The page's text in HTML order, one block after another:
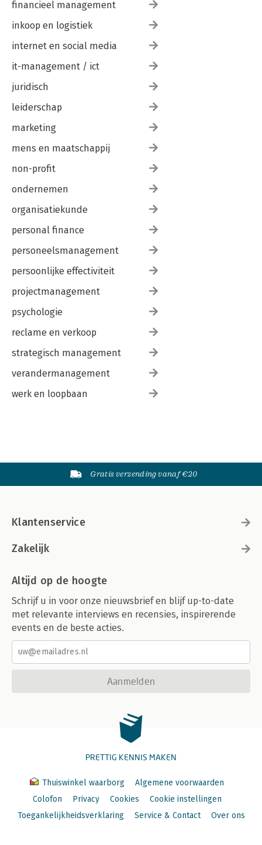
financieel management
inkoop en logistiek
internet en social media
it-management / ict
juridisch
leiderschap
marketing
mens en maatschappij
non-profit
ondernemen
organisatiekunde
personal finance
personeelsmanagement
persoonlijke effectiviteit
projectmanagement
psychologie
reclame en verkoop
strategisch management
verandermanagement
werk en loopbaan
Gratis verzending vanaf €20
Klantenservice
Zakelijk
Altijd op de hoogte
Schrijf u in voor onze nieuwsbrief en blijf up-to-date
met relevante interviews en recensies, inspirerende
events en de beste acties.
Aanmelden
PRETTIG KENNIS MAKEN
Thuiswinkel waarborg
Algemene voorwaarden
Colofon
Privacy Cookies
Cookie instellingen
Toegankelijkheidsverklaring
Service & Contact Over ons